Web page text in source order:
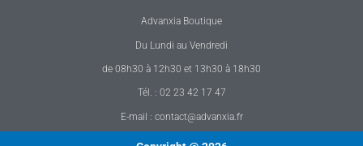
Advanxia Boutique
Du Lundi au Vendredi
de 08h30 à 12h30 et 13h30 à 18h30
Tél. : 02 23 42 17 47
E-mail : contact@advanxia.fr